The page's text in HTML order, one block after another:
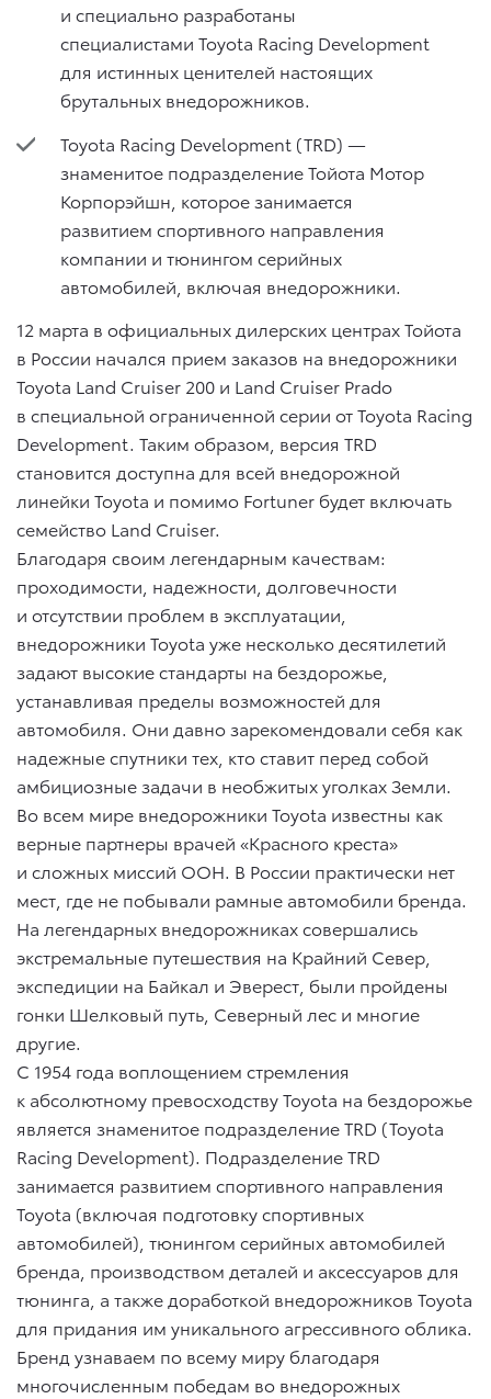
и специально разработаны
специалистами Toyota Racing Development
для истинных ценителей настоящих
брутальных внедорожников.
Toyota Racing Development (TRD) —
знаменитое подразделение Тойота Мотор
Корпорэйшн, которое занимается
развитием спортивного направления
компании и тюнингом серийных
автомобилей, включая внедорожники.
12 марта в официальных дилерских центрах Тойота
в России начался прием заказов на внедорожники
Toyota Land Cruiser 200 и Land Cruiser Prado
в специальной ограниченной серии от Toyota Racing
Development. Таким образом, версия TRD
становится доступна для всей внедорожной
линейки Toyota и помимо Fortuner будет включать
семейство Land Cruiser.
Благодаря своим легендарным качествам:
проходимости, надежности, долговечности
и отсутствии проблем в эксплуатации,
внедорожники Toyota уже несколько десятилетий
задают высокие стандарты на бездорожье,
устанавливая пределы возможностей для
автомобиля. Они давно зарекомендовали себя как
надежные спутники тех, кто ставит перед собой
амбициозные задачи в необжитых уголках Земли.
Во всем мире внедорожники Toyota известны как
верные партнеры врачей «Красного креста»
и сложных миссий ООН. В России практически нет
мест, где не побывали рамные автомобили бренда.
На легендарных внедорожниках совершались
экстремальные путешествия на Крайний Север,
экспедиции на Байкал и Эверест, были пройдены
гонки Шелковый путь, Северный лес и многие
другие.
С 1954 года воплощением стремления
к абсолютному превосходству Toyota на бездорожье
является знаменитое подразделение TRD (Toyota
Racing Development). Подразделение TRD
занимается развитием спортивного направления
Toyota (включая подготовку спортивных
автомобилей), тюнингом серийных автомобилей
бренда, производством деталей и аксессуаров для
тюнинга, а также доработкой внедорожников Toyota
для придания им уникального агрессивного облика.
Бренд узнаваем по всему миру благодаря
многочисленным победам во внедорожных